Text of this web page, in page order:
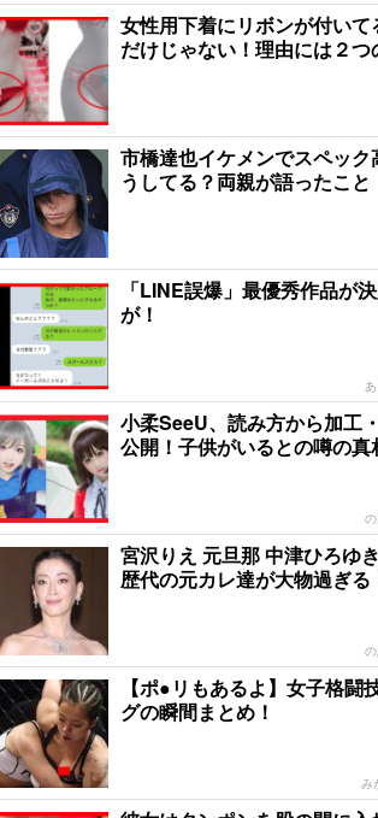
女性用下着にリボンが付い
だけじゃない！理由には２つ
市橋達也イケメンでスペッ
うしてる？両親が語ったこと
「LINE誤爆」最優秀作品が
が！
小柔SeeU、読み方から加工
公開！子供がいるとの噂の真
宮沢りえ 元旦那 中津ひろゆ
歴代の元カレ達が大物過ぎる
【ポ●リもあるよ】女子格闘
グの瞬間まとめ！
み